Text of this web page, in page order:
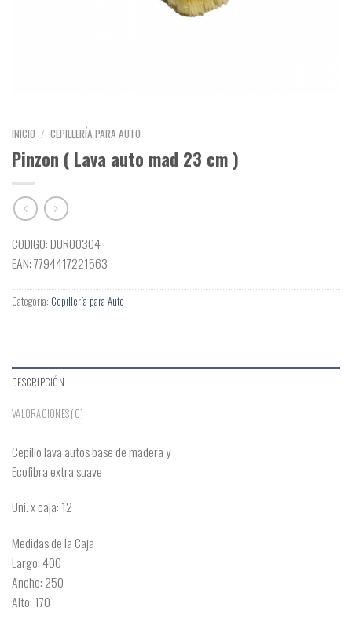
INICIO / CEPILLERÍA PARA AUTO
Pinzon ( Lava auto mad 23 cm )
CODIGO: DUR00304
EAN: 7794417221563
Categoría: Cepillería para Auto
DESCRIPCIÓN
VALORACIONES (0)
Cepillo lava autos base de madera y
Ecofibra extra suave
Uni. x caja: 12
Medidas de la Caja
Largo: 400
Ancho: 250
Alto: 170